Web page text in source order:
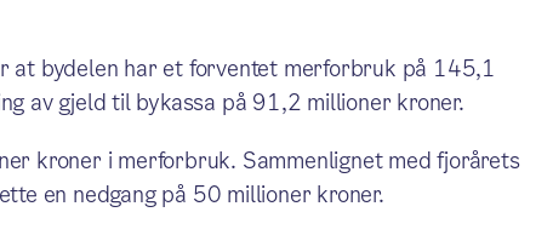
at bydelen har et forventet merforbruk på 145,1
av gjeld til bykassa på 91,2 millioner kroner.
kroner i merforbruk. Sammenlignet med fjorårets
en nedgang på 50 millioner kroner.